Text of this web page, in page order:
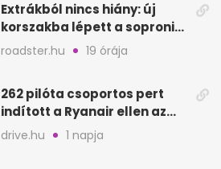
Extrákból nincs hiány: új
korszakba lépett a soproni
Fagus Hotel
roadster.hu 19 órája
262 pilóta csoportos pert
indított a Ryanair ellen az
Egyesült Királyságban
drive.hu 1 napja